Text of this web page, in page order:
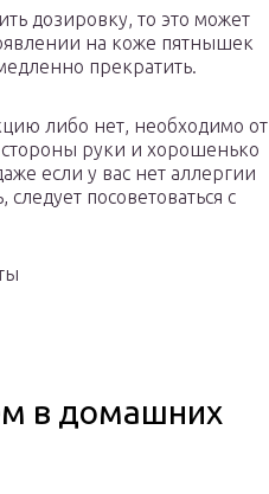
дозировку, то это может
на коже пятнышек
прекратить.
либо нет, необходимо от
стороны руки и хорошенько
если у вас нет аллергии
посоветоваться с
в домашних